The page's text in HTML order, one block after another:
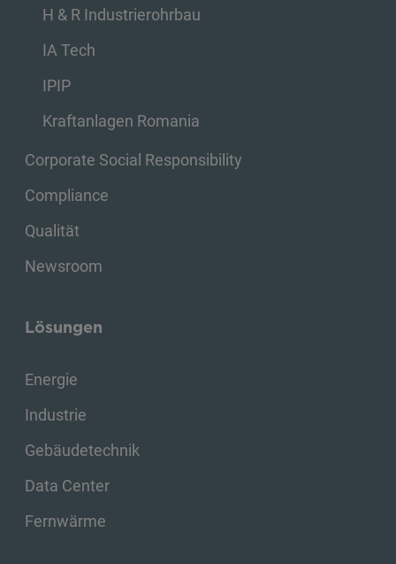
H & R Industrierohrbau
IA Tech
IPIP
Kraftanlagen Romania
Corporate Social Responsibility
Compliance
Qualität
Newsroom
Lösungen
Energie
Industrie
Gebäudetechnik
Data Center
Fernwärme